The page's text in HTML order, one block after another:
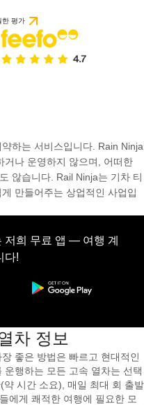
한 평가
하는 서비스입니다. Rain Ninja
거나 운영하지 않으며, 어떠한
않습니다. Rail Ninja는 기차 티
만들어주는 상업적인 사업입
저희 무료 앱 — 여행 계
다!
차 정보
좋은 방법은 빠르고 현대적인
행하는 모든 고속 열차는 선택
시간 소요), 매일 최대 회 출발
에게 쾌적한 여행에 필요한 모